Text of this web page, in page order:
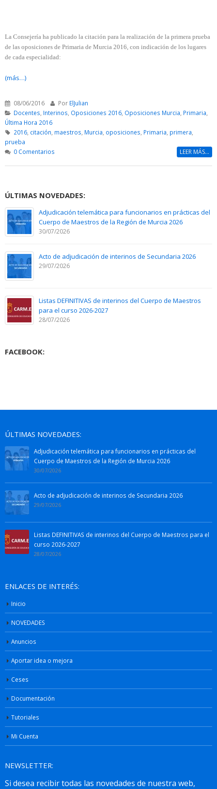
La Consejería ha publicado la citación para la realización de la primera prueba
de las oposiciones de Primaria de Murcia 2016, con indicación de los lugares
de cada especialidad:
(más…)
08/06/2016 Por ElJulian
Docentes Interinos Oposiciones 2016, Oposiciones Murcia Primaria
Última Hora 2016
2016, citación maestros Murcia oposiciones Primaria primera
prueba
0 Comentarios
LEER MÁS...
ÚLTIMAS NOVEDADES:
Adjudicación telemática para funcionarios en prácticas del
Cuerpo de Maestros de la Región de Murcia 2026
30/07/2026
Acto de adjudicación de interinos de Secundaria 2026
29/07/2026
Listas DEFINITIVAS de interinos del Cuerpo de Maestros
para el curso 2026-2027
28/07/2026
FACEBOOK:
ÚLTIMAS NOVEDADES:
Adjudicación telemática para funcionarios en prácticas del
Cuerpo de Maestros de la Región de Murcia 2026
30/07/2026
Acto de adjudicación de interinos de Secundaria 2026
29/07/2026
Listas DEFINITIVAS de interinos del Cuerpo de Maestros para el
curso 2026-2027
28/07/2026
ENLACES DE INTERÉS:
Inicio
NOVEDADES
Anuncios
Aportar idea o mejora
Ceses
Documentación
Tutoriales
Mi Cuenta
NEWSLETTER: